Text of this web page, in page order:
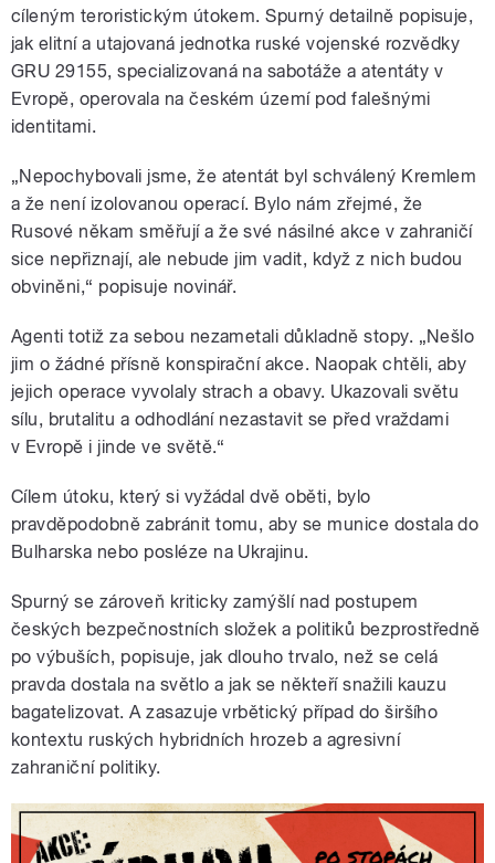
cíleným teroristickým útokem. Spurný detailně popisuje,
jak elitní a utajovaná jednotka ruské vojenské rozvědky
GRU 29155, specializovaná na sabotáže a atentáty v
Evropě, operovala na českém území pod falešnými
identitami.
„Nepochybovali jsme, že atentát byl schválený Kremlem
a že není izolovanou operací. Bylo nám zřejmé, že
Rusové někam směřují a že své násilné akce v zahraničí
sice nepřiznají, ale nebude jim vadit, když z nich budou
obviněni,“ popisuje novinář.
Agenti totiž za sebou nezametali důkladně stopy. „Nešlo
jim o žádné přísně konspirační akce. Naopak chtěli, aby
jejich operace vyvolaly strach a obavy. Ukazovali světu
sílu, brutalitu a odhodlání nezastavit se před vraždami
v Evropě i jinde ve světě.“
Cílem útoku, který si vyžádal dvě oběti, bylo
pravděpodobně zabránit tomu, aby se munice dostala do
Bulharska nebo posléze na Ukrajinu.
Spurný se zároveň kriticky zamýšlí nad postupem
českých bezpečnostních složek a politiků bezprostředně
po výbuších, popisuje, jak dlouho trvalo, než se celá
pravda dostala na světlo a jak se někteří snažili kauzu
bagatelizovat. A zasazuje vrbětický případ do širšího
kontextu ruských hybridních hrozeb a agresivní
zahraniční politiky.